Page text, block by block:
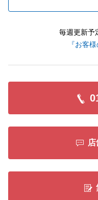
毎週更新予
『お客